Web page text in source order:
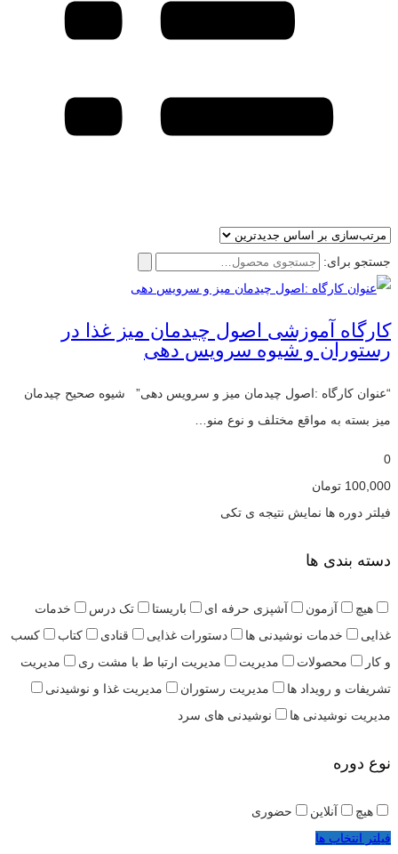
جستجو برای:
کارگاه آموزشی اصول چیدمان میز غذا در
رستوران و شیوه سرویس دهی
“عنوان کارگاه :اصول چیدمان میز و سرویس دهی” شیوه صحیح چیدمان
میز بسته به مواقع مختلف و نوع منو…
0
100,000 تومان
فیلتر دوره ها نمایش نتیجه ی تکی
دسته بندی ها
هیچ آزمون آشپزی حرفه ای باریستا تک درس
خدمات
غذایی
خدمات نوشیدنی ها دستورات غذایی قنادی کتاب
کسب
و کار
محصولات مدیریت مدیریت ارتبا ط با مشت ری
مدیریت
تشریفات و رویداد ها
مدیریت رستوران
مدیریت غذا و نوشیدنی
مدیریت نوشیدنی ها
نوشیدنی های سرد
نوع دوره
هیچ آنلاین
حضوری
فیلتر انتخاب ها